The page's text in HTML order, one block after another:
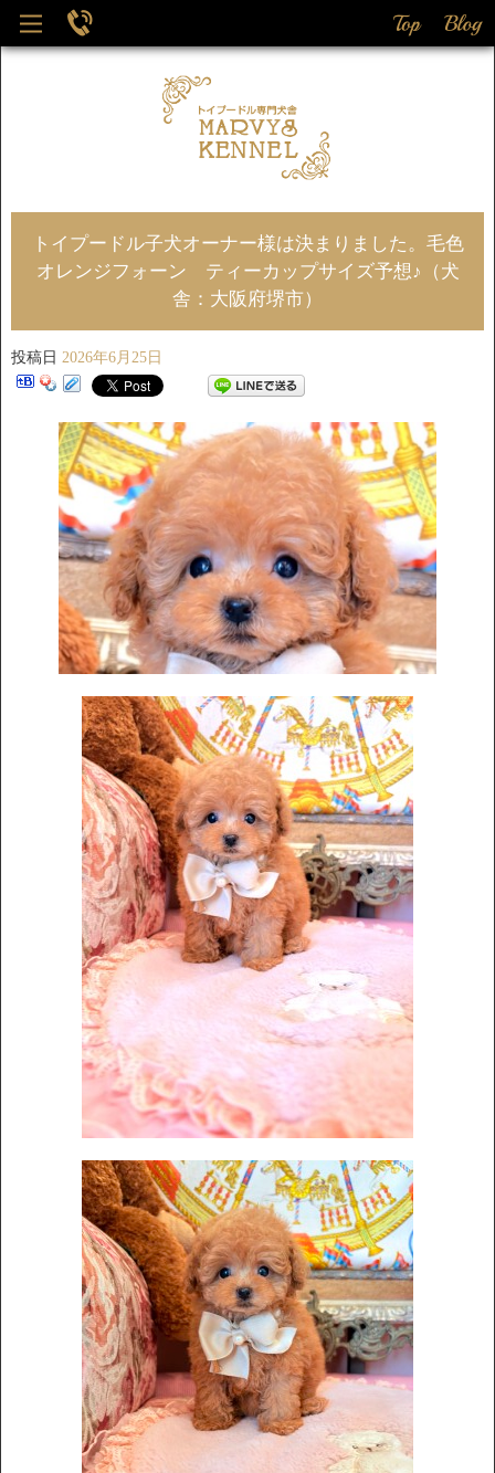
トイプードル子犬オーナー様は決まりました。毛色
オレンジフォーン ティーカップサイズ予想♪（犬
舎：大阪府堺市）
投稿日 2026年6月25日